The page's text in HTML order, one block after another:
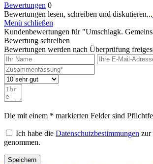
Bewertungen 0
Bewertungen lesen, schreiben und diskutieren...
Menü schließen
Kundenbewertungen für "Umschlagk.
Bewertung schreiben
Bewertungen werden nach Überprüfung
Die mit einem * markierten Felder sind
Ich habe die Datenschutzbestimmungen zur
genommen.
Speichern